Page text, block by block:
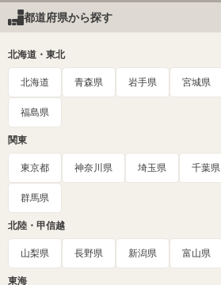
都道府県から探す
北海道・東北
北海道 青森県 岩手県 宮城県
福島県
関東
東京都 神奈川県 埼玉県 千葉県
群馬県
北陸・甲信越
山梨県 長野県 新潟県 富山県
東海